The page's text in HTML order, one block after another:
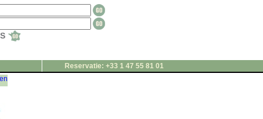
Reservatie: +33 1 47 55 81 01